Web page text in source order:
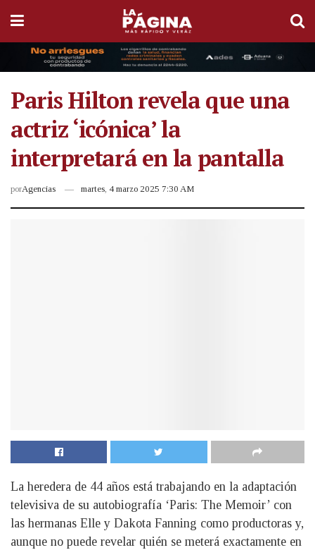
Paris Hilton revela que una
actriz ‘icónica’ la
interpretará en la pantalla
porAgencias martes, 4 marzo 2025 7:30 AM
La heredera de 44 años está trabajando en la adaptación
televisiva de su autobiografía ‘Paris: The Memoir’ con
las hermanas Elle y Dakota Fanning como productoras y,
aunque no puede revelar quién se meterá exactamente en